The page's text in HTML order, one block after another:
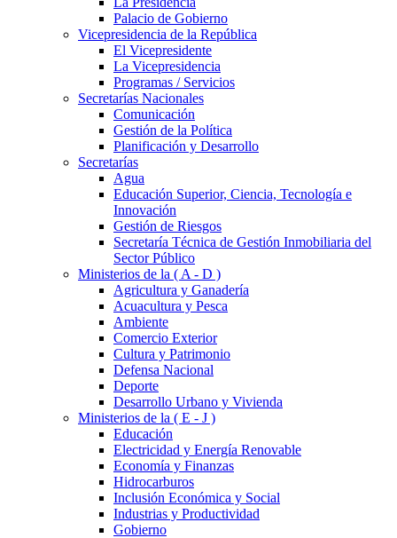
Palacio de Gobierno
Vicepresidencia de la República
El Vicepresidente
La Vicepresidencia
Programas / Servicios
Secretarías Nacionales
Comunicación
Gestión de la Política
Planificación y Desarrollo
Secretarías
Agua
Educación Superior, Ciencia, Tecnología e
Innovación
Gestión de Riesgos
Secretaría Técnica de Gestión Inmobiliaria del
Sector Público
Ministerios de la ( A - D )
Agricultura y Ganadería
Acuacultura y Pesca
Ambiente
Comercio Exterior
Cultura y Patrimonio
Defensa Nacional
Deporte
Desarrollo Urbano y Vivienda
Ministerios de la ( E - J )
Educación
Electricidad y Energía Renovable
Economía y Finanzas
Hidrocarburos
Inclusión Económica y Social
Industrias y Productividad
Gobierno